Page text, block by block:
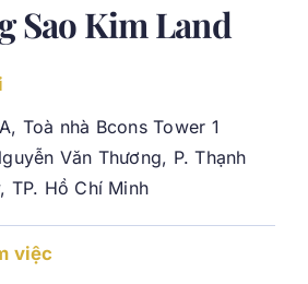
Sao Kim Land
Toà nhà Bcons Tower 1
Văn Thương, P. Thạnh
TP. Hồ Chí Minh
việc